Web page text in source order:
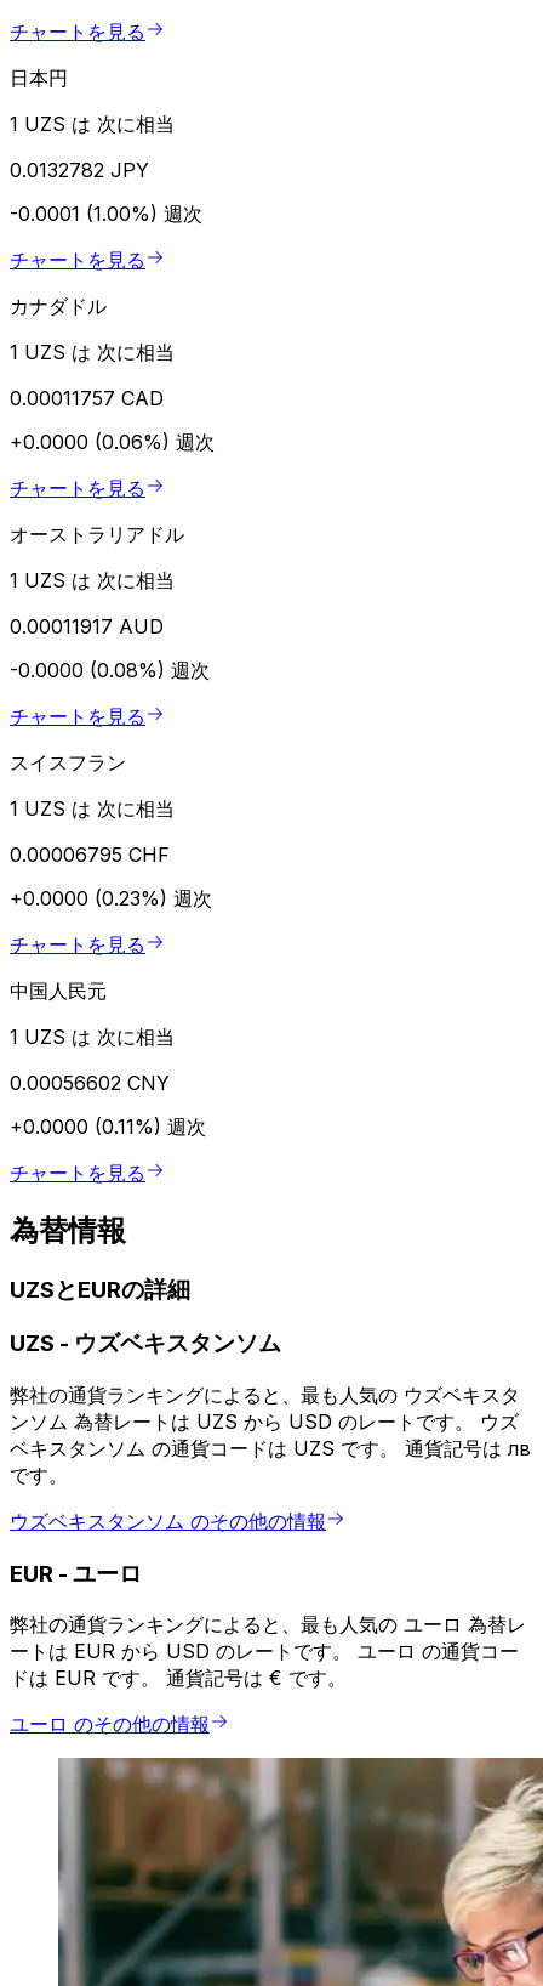
チャートを見る
日本円
1 UZS は 次に相当
0.0132782 JPY
-0.0001 (1.00%) 週次
チャートを見る
カナダドル
1 UZS は 次に相当
0.00011757 CAD
+0.0000 (0.06%) 週次
チャートを見る
オーストラリアドル
1 UZS は 次に相当
0.00011917 AUD
-0.0000 (0.08%) 週次
チャートを見る
スイスフラン
1 UZS は 次に相当
0.00006795 CHF
+0.0000 (0.23%) 週次
チャートを見る
中国人民元
1 UZS は 次に相当
0.00056602 CNY
+0.0000 (0.11%) 週次
チャートを見る
為替情報
UZSとEURの詳細
UZS - ウズベキスタンソム
弊社の通貨ランキングによると、最も人気の ウズベキスタ
ンソム 為替レートは UZS から USD のレートです。 ウズ
ベキスタンソム の通貨コードは UZS です。 通貨記号は лв
です。
ウズベキスタンソム のその他の情報
EUR - ユーロ
弊社の通貨ランキングによると、最も人気の ユーロ 為替レ
ートは EUR から USD のレートです。 ユーロ の通貨コー
ドは EUR です。 通貨記号は € です。
ユーロ のその他の情報